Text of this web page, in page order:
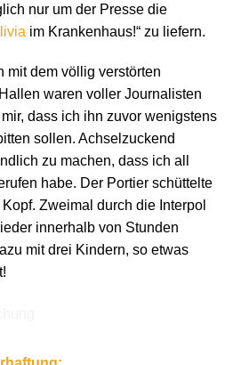
nur um der Presse die
im Krankenhaus!“ zu liefern.
mit dem völlig verstörten
waren voller Journalisten
dass ich ihn zuvor wenigstens
sollen. Achselzuckend
zu machen, dass ich all
habe. Der Portier schüttelte
Zweimal durch die Interpol
innerhalb von Stunden
mit drei Kindern, so etwas